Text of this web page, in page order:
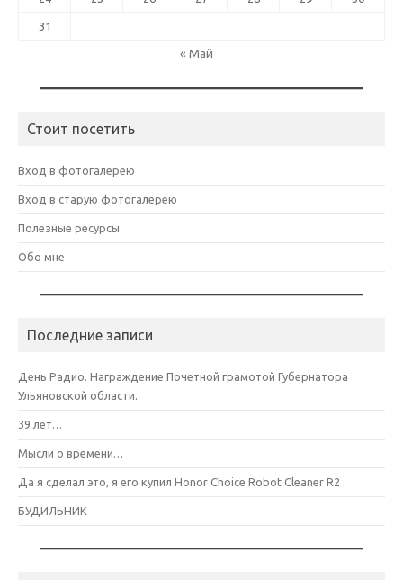
31
« Май
Стоит посетить
Вход в фотогалерею
Вход в старую фотогалерею
Полезные ресурсы
Обо мне
Последние записи
День Радио. Награждение Почетной грамотой Губернатора
Ульяновской области.
39 лет…
Мысли о времени…
Да я сделал это, я его купил Honor Choice Robot Cleaner R2
БУДИЛЬНИК